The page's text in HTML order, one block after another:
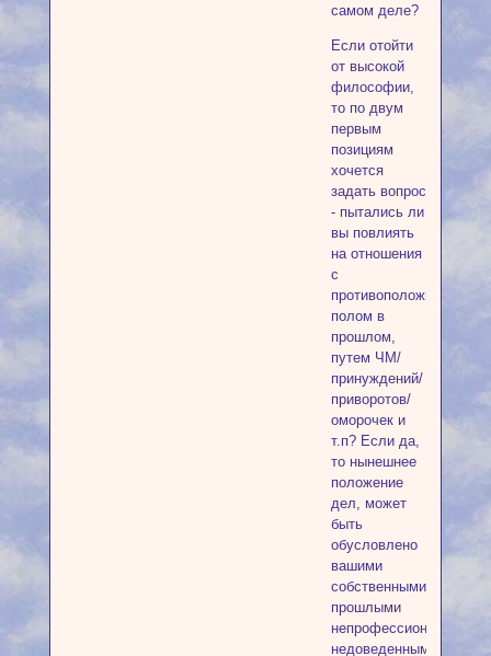
самом деле?
Если отойти
от высокой
философии,
то по двум
первым
позициям
хочется
задать вопрос
- пытались ли
вы повлиять
на отношения
с
противоположным
полом в
прошлом,
путем ЧМ/
принуждений/
приворотов/
оморочек и
т.п? Если да,
то нынешнее
положение
дел, может
быть
обусловлено
вашими
собственными
прошлыми
непрофессиональными/
недоведенными